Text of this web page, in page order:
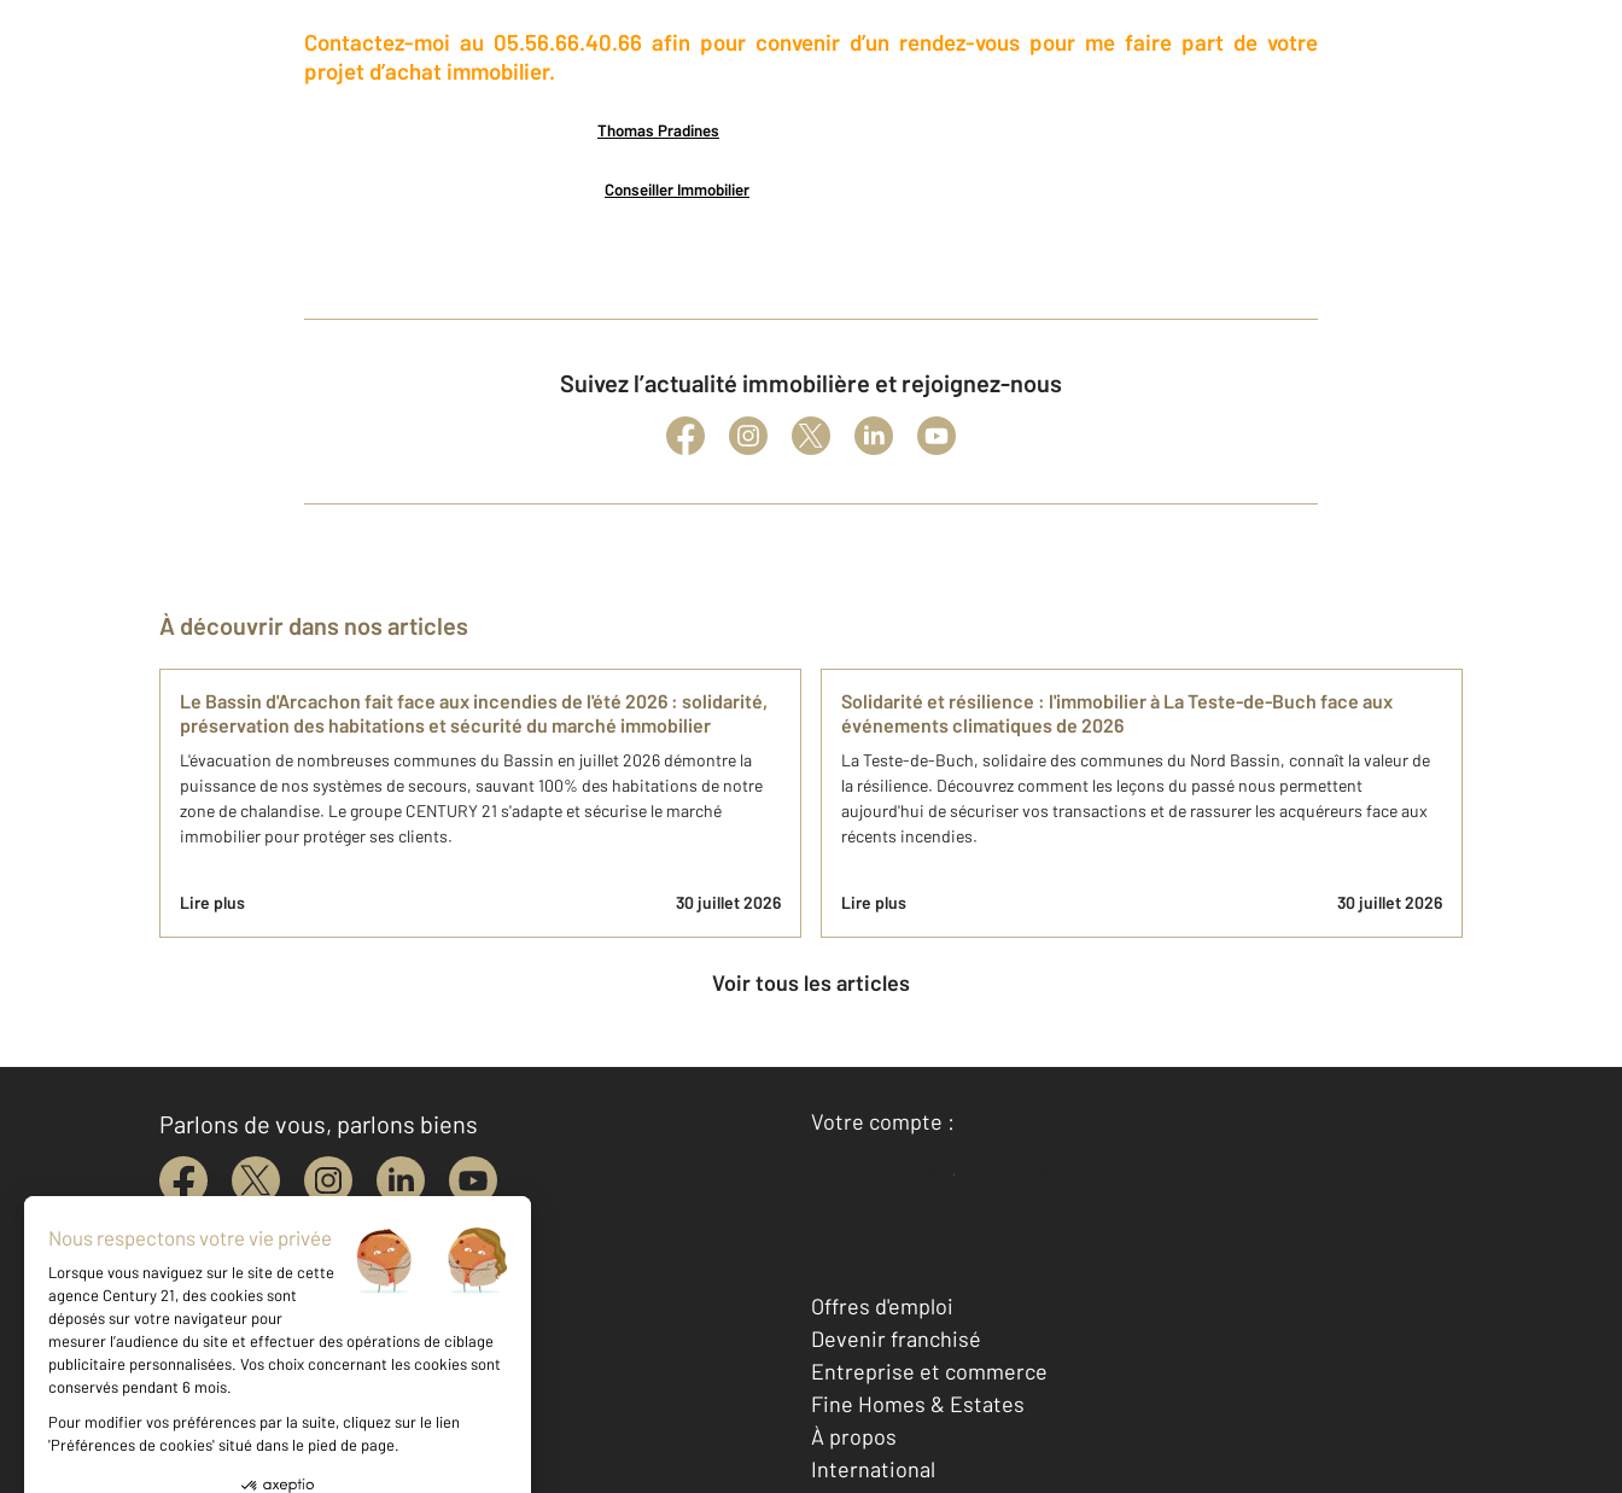
Contactez-moi au 05.56.66.40.66 afin pour convenir d’un rendez-vous pour me faire part de votre
projet d’achat immobilier.
Thomas Pradines
Conseiller Immobilier
Suivez l’actualité immobilière et rejoignez-nous
À découvrir dans nos articles
Le Bassin d'Arcachon fait face aux incendies de l'été 2026 : solidarité,
préservation des habitations et sécurité du marché immobilier
L'évacuation de nombreuses communes du Bassin en juillet 2026 démontre la
puissance de nos systèmes de secours, sauvant 100% des habitations de notre
zone de chalandise. Le groupe CENTURY 21 s'adapte et sécurise le marché
immobilier pour protéger ses clients.
Lire plus 30 juillet 2026
Solidarité et résilience : l'immobilier à La Teste-de-Buch face aux
événements climatiques de 2026
La Teste-de-Buch, solidaire des communes du Nord Bassin, connaît la valeur de
la résilience. Découvrez comment les leçons du passé nous permettent
aujourd'hui de sécuriser vos transactions et de rassurer les acquéreurs face aux
récents incendies.
Lire plus 30 juillet 2026
Voir tous les articles
Parlons de vous, parlons biens
Votre compte :
Accéder à mon compte
Votre agence est notée
Achat
Location
Offres d'emploi
Devenir franchisé
Entreprise et commerce
Fine Homes & Estates
À propos
International